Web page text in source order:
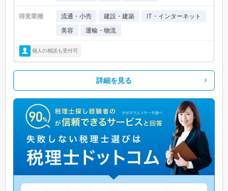
得意業種 流通・小売 建設・建築
IT・インターネット
美容
運輸・物流
個人の相談も受付可
詳細を見る